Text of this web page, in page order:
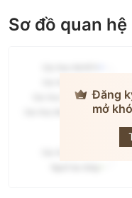
Sơ đồ quan hệ
Đăng
mở